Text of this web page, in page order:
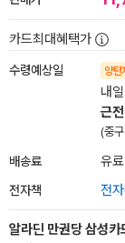
카드최대혜택가
수령예상일 양탄
내
근
(중
배송료 유
전자책 전
알라딘 만권당 삼성